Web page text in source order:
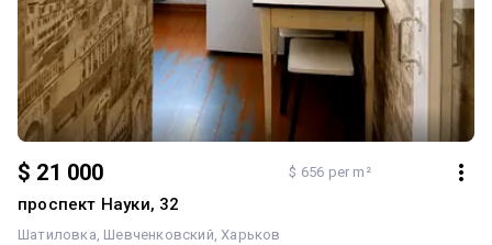
$ 21 000 $ 656 per m²
проспект Науки, 32
Шатиловка Шевченковский Харьков